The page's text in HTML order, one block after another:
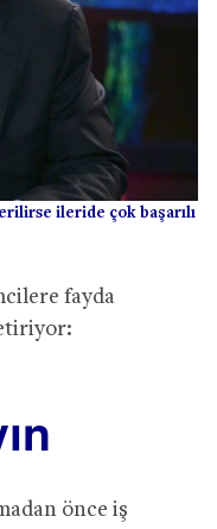
ileride çok başarılı
fayda
önce iş